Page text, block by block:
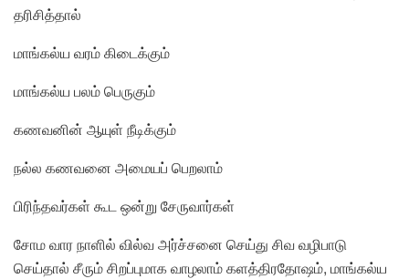
தரிசித்தால்
மாங்கல்ய வரம் கிடைக்கும்
மாங்கல்ய பலம் பெருகும்
கணவனின் ஆயுள் நீடிக்கும்
நல்ல கணவனை அமையப் பெறலாம்
பிரிந்தவர்கள் கூட ஒன்று சேருவார்கள்
சோம வார நாளில் வில்வ அர்ச்சனை செய்து சிவ வழிபாடு
செய்தால் சீரும் சிறப்புமாக வாழலாம் களத்திரதோஷம், மாங்கல்ய